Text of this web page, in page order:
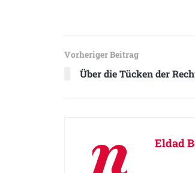
Vorheriger Beitrag
Über die Tücken der
Eldad